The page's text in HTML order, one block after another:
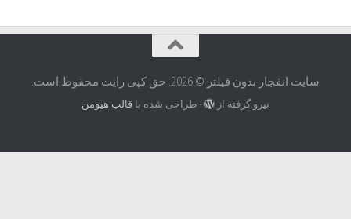
سایت انفجار بدون فیلتر © 2026. حق کپی رایت محفوظ است.
نیرو گرفته از - طراحی شده باقالب هیومن